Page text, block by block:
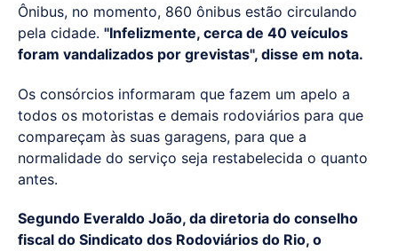
Ônibus, no momento, 860 ônibus estão circulando
pela cidade. "Infelizmente, cerca de 40 veículos
foram vandalizados por grevistas", disse em nota.
Os consórcios informaram que fazem um apelo a
todos os motoristas e demais rodoviários para que
compareçam às suas garagens, para que a
normalidade do serviço seja restabelecida o quanto
antes.
Segundo Everaldo João, da diretoria do conselho
fiscal do Sindicato dos Rodoviários do Rio, o